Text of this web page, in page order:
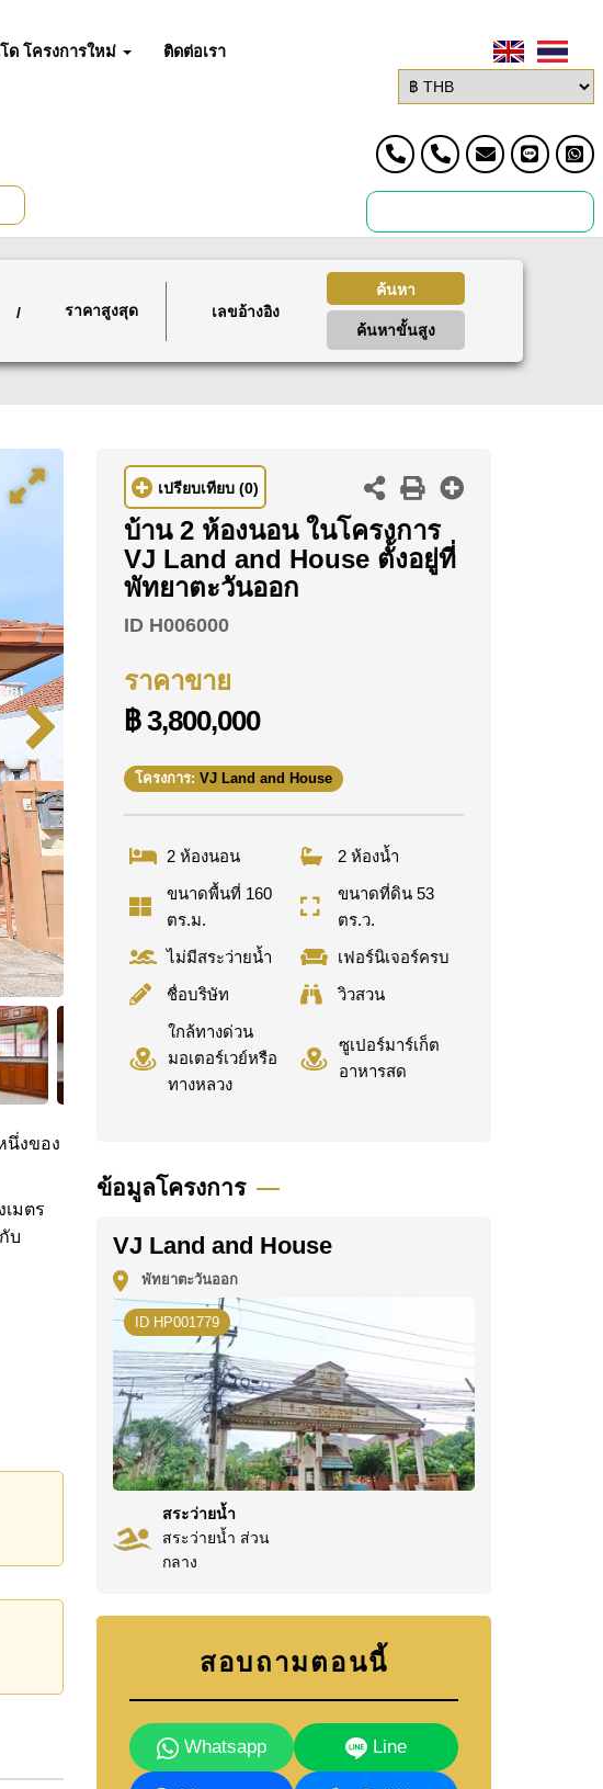
ด โครงการใหม่ ติดต่อเรา
/ ราคาสูงสุด
ค้นหา
ค้นหาขั้นสูง
นึ่งของ
มตร
บ
หาร
คลับ,
เปรียบเทียบ (0)
บ้าน 2 ห้องนอน ในโครงการ
VJ Land and House ตั้งอยู่ที่
พัทยาตะวันออก
ID H006000
ราคาขาย
฿ 3,800,000
โครงการ: VJ Land and House
2 ห้องนอน
2 ห้องน้ำ
ขนาดพื้นที่ 160
ตร.ม.
ขนาดที่ดิน 53
ตร.ว.
ไม่มีสระว่ายน้ำ
เฟอร์นิเจอร์ครบ
ชื่อบริษัท
วิวสวน
ใกล้ทางด่วน
มอเตอร์เวย์หรือ
ทางหลวง
ซูเปอร์มาร์เก็ต
อาหารสด
ข้อมูลโครงการ
VJ Land and House
พัทยาตะวันออก
ID HP001779
สระว่ายน้ำ
สระว่ายน้ำ ส่วน
กลาง
สอบถามตอนนี้
Whatsapp Line